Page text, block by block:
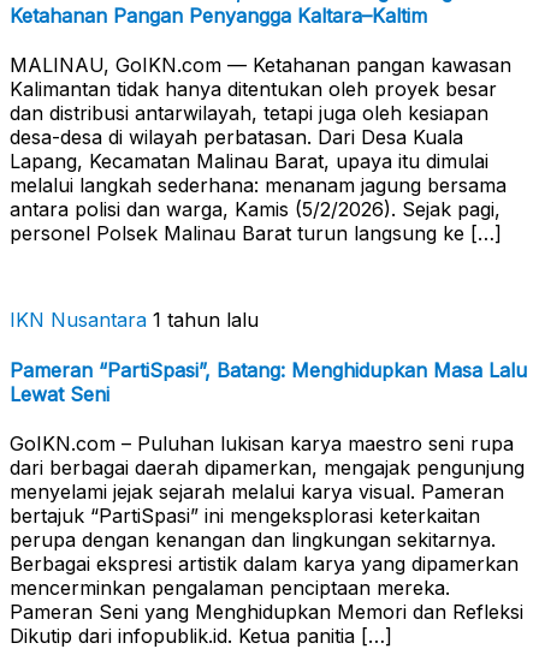
Ketahanan Pangan Penyangga Kaltara–Kaltim
MALINAU, GoIKN.com — Ketahanan pangan kawasan
Kalimantan tidak hanya ditentukan oleh proyek besar
dan distribusi antarwilayah, tetapi juga oleh kesiapan
desa-desa di wilayah perbatasan. Dari Desa Kuala
Lapang, Kecamatan Malinau Barat, upaya itu dimulai
melalui langkah sederhana: menanam jagung bersama
antara polisi dan warga, Kamis (5/2/2026). Sejak pagi,
personel Polsek Malinau Barat turun langsung ke […]
IKN Nusantara 1 tahun lalu
Pameran “PartiSpasi”, Batang: Menghidupkan Masa Lalu
Lewat Seni
GoIKN.com – Puluhan lukisan karya maestro seni rupa
dari berbagai daerah dipamerkan, mengajak pengunjung
menyelami jejak sejarah melalui karya visual. Pameran
bertajuk “PartiSpasi” ini mengeksplorasi keterkaitan
perupa dengan kenangan dan lingkungan sekitarnya.
Berbagai ekspresi artistik dalam karya yang dipamerkan
mencerminkan pengalaman penciptaan mereka.
Pameran Seni yang Menghidupkan Memori dan Refleksi
Dikutip dari infopublik.id. Ketua panitia […]